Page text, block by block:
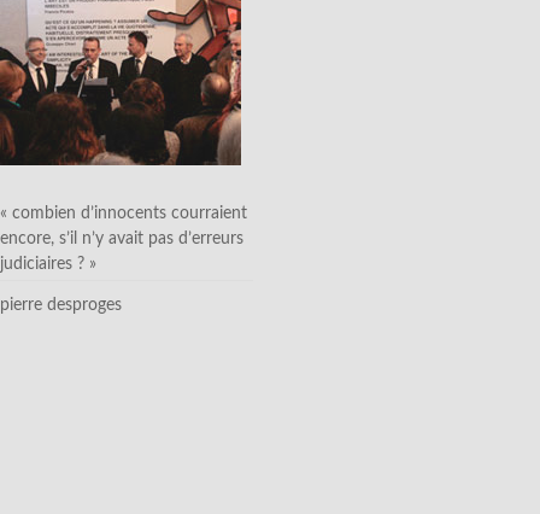
« combien d’innocents courraient
encore, s’il n’y avait pas d’erreurs
judiciaires ? »
pierre desproges